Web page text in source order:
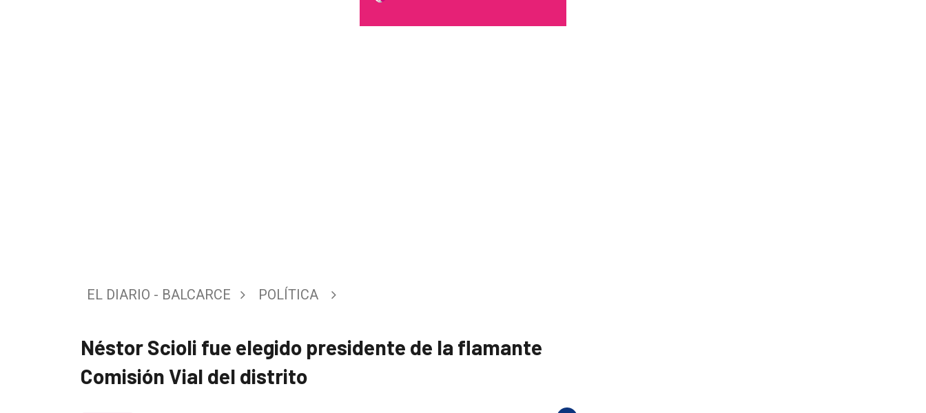
Entrevistas
EL DIARIO - BALCARCE POLÍTICA
Néstor Scioli fue elegido presidente de la flamante
Comisión Vial del distrito